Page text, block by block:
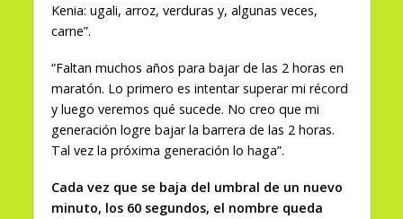
Kenia: ugali, arroz, verduras y, algunas veces,
carne”.
“Faltan muchos años para bajar de las 2 horas en
maratón. Lo primero es intentar superar mi récord
y luego veremos qué sucede. No creo que mi
generación logre bajar la barrera de las 2 horas.
Tal vez la próxima generación lo haga”.
Cada vez que se baja del umbral de un nuevo
minuto, los 60 segundos, el nombre queda